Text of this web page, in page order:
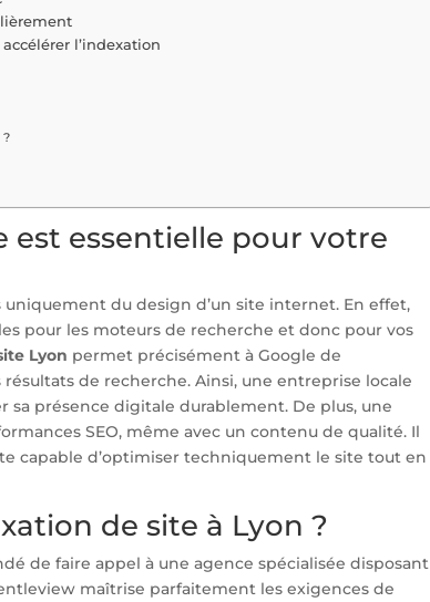
l’indexation
est essentielle pour votre
du design d’un site internet. En effet,
pour les moteurs de recherche et donc pour vos
Lyon permet précisément à Google de
de recherche. Ainsi, une entreprise locale
présence digitale durablement. De plus, une
SEO, même avec un contenu de qualité. Il
capable d’optimiser techniquement le site tout en
de site à Lyon ?
de faire appel à une agence spécialisée disposant
maîtrise parfaitement les exigences de